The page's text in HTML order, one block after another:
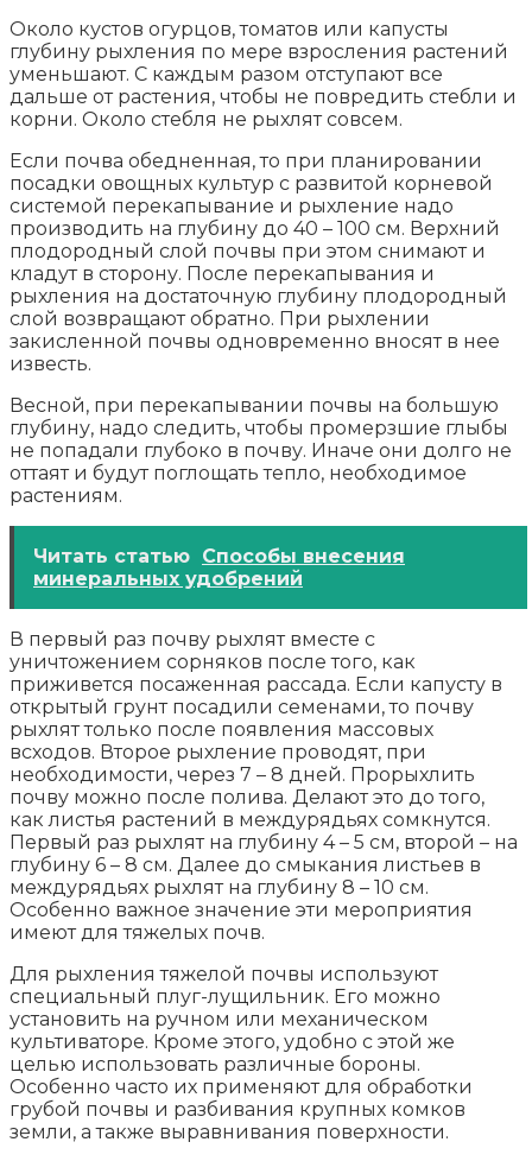
Около кустов огурцов, томатов или капусты
глубину рыхления по мере взросления растений
уменьшают. С каждым разом отступают все
дальше от растения, чтобы не повредить стебли и
корни. Около стебля не рыхлят совсем.
Если почва обедненная, то при планировании
посадки овощных культур с развитой корневой
системой перекапывание и рыхление надо
производить на глубину до 40 – 100 см. Верхний
плодородный слой почвы при этом снимают и
кладут в сторону. После перекапывания и
рыхления на достаточную глубину плодородный
слой возвращают обратно. При рыхлении
закисленной почвы одновременно вносят в нее
известь.
Весной, при перекапывании почвы на большую
глубину, надо следить, чтобы промерзшие глыбы
не попадали глубоко в почву. Иначе они долго не
оттаят и будут поглощать тепло, необходимое
растениям.
Читать статью Способы внесения
минеральных удобрений
В первый раз почву рыхлят вместе с
уничтожением сорняков после того, как
приживется посаженная рассада. Если капусту в
открытый грунт посадили семенами, то почву
рыхлят только после появления массовых
всходов. Второе рыхление проводят, при
необходимости, через 7 – 8 дней. Прорыхлить
почву можно после полива. Делают это до того,
как листья растений в междурядьях сомкнутся.
Первый раз рыхлят на глубину 4 – 5 см, второй – на
глубину 6 – 8 см. Далее до смыкания листьев в
междурядьях рыхлят на глубину 8 – 10 см.
Особенно важное значение эти мероприятия
имеют для тяжелых почв.
Для рыхления тяжелой почвы используют
специальный плуг-лущильник. Его можно
установить на ручном или механическом
культиваторе. Кроме этого, удобно с этой же
целью использовать различные бороны.
Особенно часто их применяют для обработки
грубой почвы и разбивания крупных комков
земли, а также выравнивания поверхности.